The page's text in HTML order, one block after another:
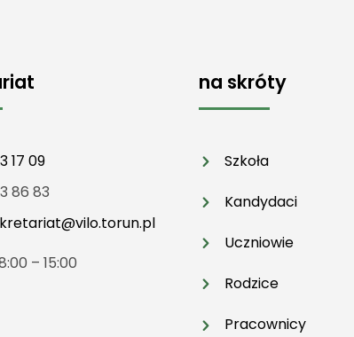
17 09
86 83
– 15:00
na skróty
Szkoła
Kandydaci
Uczniowie
Rodzice
Pracownicy